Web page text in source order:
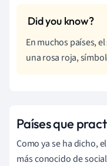
En muchos países,
una rosa roja,
Países que
Como ya se ha dicho,
más conocido de